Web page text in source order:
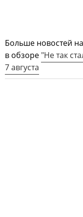
Больше новостей
в обзоре "Не так
7 августа